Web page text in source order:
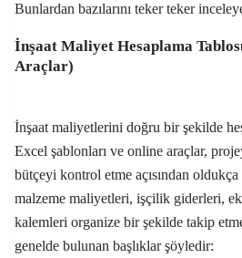
Bunlardan bazılarını teker teker
İnşaat Maliyet Hesaplama
Araçlar)
İnşaat maliyetlerini doğru bir şekilde
Excel şablonları ve online araçlar,
bütçeyi kontrol etme açısından oldukça
malzeme maliyetleri, işçilik giderleri,
kalemleri organize bir şekilde takip
genelde bulunan başlıklar şöyledir: